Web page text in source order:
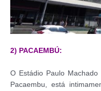
2) PACAEMBÚ:
O Estádio Paulo
Pacaembu, está